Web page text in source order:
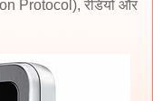
Protocol), रेडियो और